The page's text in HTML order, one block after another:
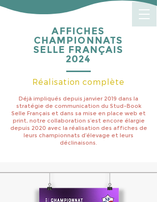
AFFICHES
CHAMPIONNATS
SELLE FRANÇAIS
2024
Réalisation complète
Déjà impliqués depuis janvier 2019 dans la
stratégie de communication du Stud-Book
Selle Français et dans sa mise en place web et
print, notre collaboration s’est encore élargie
depuis 2020 avec la réalisation des affiches de
leurs championnats d’élevage et leurs
déclinaisons.